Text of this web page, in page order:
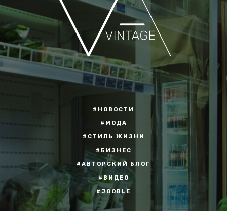
#НОВОСТИ
#МОДА
#СТИЛЬ ЖИЗНИ
#БИЗНЕС
#АВТОРСКИЙ БЛОГ
#ВИДЕО
#JOOBLE